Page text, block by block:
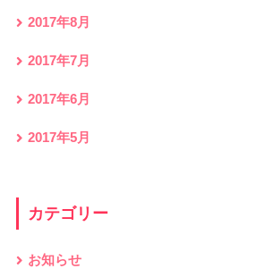
2017年8月
2017年7月
2017年6月
2017年5月
カテゴリー
お知らせ